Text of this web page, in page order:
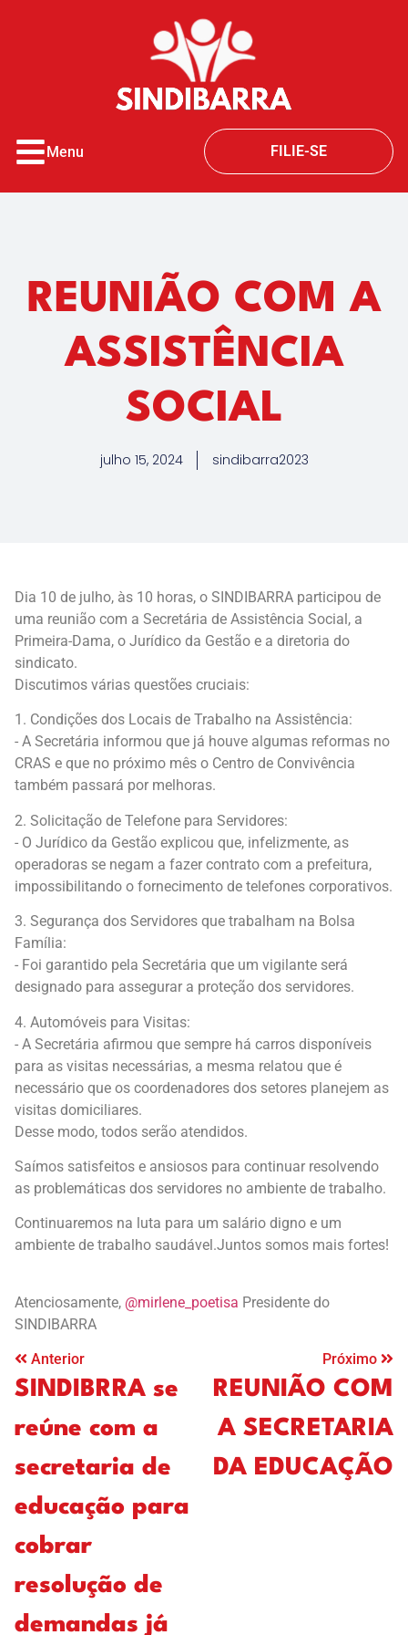
Menu FILIE-SE
REUNIÃO COM A
ASSISTÊNCIA
SOCIAL
julho 15, 2024 sindibarra2023
Dia 10 de julho, às 10 horas, o SINDIBARRA participou de
uma reunião com a Secretária de Assistência Social, a
Primeira-Dama, o Jurídico da Gestão e a diretoria do
sindicato.
Discutimos várias questões cruciais:
1. Condições dos Locais de Trabalho na Assistência:
- A Secretária informou que já houve algumas reformas no
CRAS e que no próximo mês o Centro de Convivência
também passará por melhoras.
2. Solicitação de Telefone para Servidores:
- O Jurídico da Gestão explicou que, infelizmente, as
operadoras se negam a fazer contrato com a prefeitura,
impossibilitando o fornecimento de telefones corporativos.
3. Segurança dos Servidores que trabalham na Bolsa
Família:
- Foi garantido pela Secretária que um vigilante será
designado para assegurar a proteção dos servidores.
4. Automóveis para Visitas:
- A Secretária afirmou que sempre há carros disponíveis
para as visitas necessárias, a mesma relatou que é
necessário que os coordenadores dos setores planejem as
visitas domiciliares.
Desse modo, todos serão atendidos.
Saímos satisfeitos e ansiosos para continuar resolvendo
as problemáticas dos servidores no ambiente de trabalho.
Continuaremos na luta para um salário digno e um
ambiente de trabalho saudável.Juntos somos mais fortes!
Atenciosamente, @mirlene_poetisa Presidente do
SINDIBARRA
Anterior
SINDIBRRA se
reúne com a
secretaria de
educação para
cobrar
resolução de
demandas já
Próximo
REUNIÃO COM
A SECRETARIA
DA EDUCAÇÃO